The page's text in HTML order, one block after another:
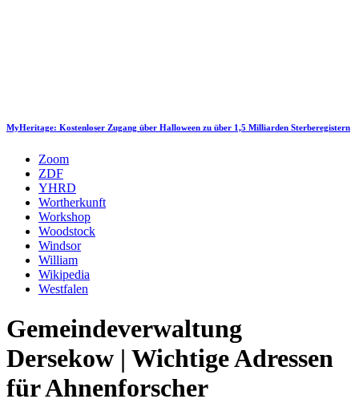
MyHeritage: Kostenloser Zugang über Halloween zu über 1,5 Milliarden Sterberegistern
Zoom
ZDF
YHRD
Wortherkunft
Workshop
Woodstock
Windsor
William
Wikipedia
Westfalen
Gemeindeverwaltung
Dersekow | Wichtige Adressen
für Ahnenforscher